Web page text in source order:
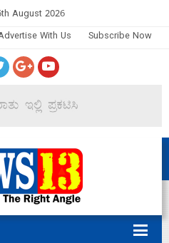
August 2026
With Us Subscribe Now